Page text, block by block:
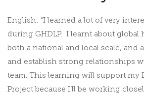
English: “I learned a lot of very
during GHDLP. I learnt about global
both a national and local scale, and
and establish strong relationships
team. This learning will support my
Project because I’ll be working